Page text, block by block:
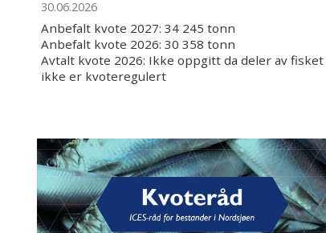
30.06.2026
Anbefalt kvote 2027: 34 245 tonn
Anbefalt kvote 2026: 30 358 tonn
Avtalt kvote 2026: Ikke oppgitt da deler av fisket
ikke er kvoteregulert